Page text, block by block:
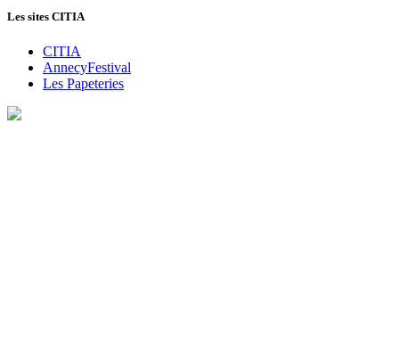
Les sites CITIA
CITIA
AnnecyFestival
Les Papeteries